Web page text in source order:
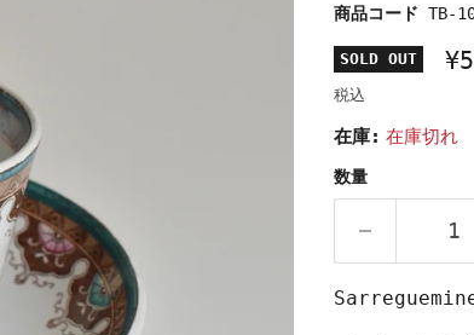
商品コード TB-
SOLD OUT
税込
在庫: 在庫切れ
数量